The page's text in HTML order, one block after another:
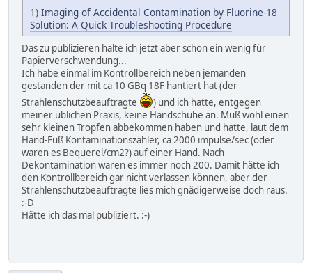
1) Imaging of Accidental Contamination by Fluorine-18
Solution: A Quick Troubleshooting Procedure
Das zu publizieren halte ich jetzt aber schon ein wenig für
Papierverschwendung...
Ich habe einmal im Kontrollbereich neben jemanden
gestanden der mit ca 10 GBq 18F hantiert hat (der
Strahlenschutzbeauftragte
) und ich hatte, entgegen
meiner üblichen Praxis, keine Handschuhe an. Muß wohl einen
sehr kleinen Tropfen abbekommen haben und hatte, laut dem
Hand-Fuß Kontaminationszähler, ca 2000 impulse/sec (oder
waren es Bequerel/cm2?) auf einer Hand. Nach
Dekontamination waren es immer noch 200. Damit hätte ich
den Kontrollbereich gar nicht verlassen können, aber der
Strahlenschutzbeauftragte lies mich gnädigerweise doch raus.
:-D
Hätte ich das mal publiziert. :-)